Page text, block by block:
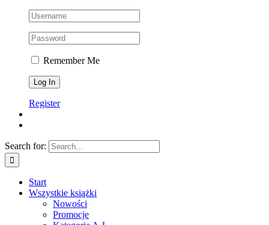
Remember Me
Register
Search for:
Start
Wszystkie książki
Nowości
Promocje